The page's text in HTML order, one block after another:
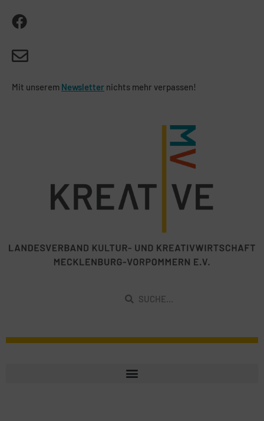
Mit unserem Newsletter nichts mehr verpassen!